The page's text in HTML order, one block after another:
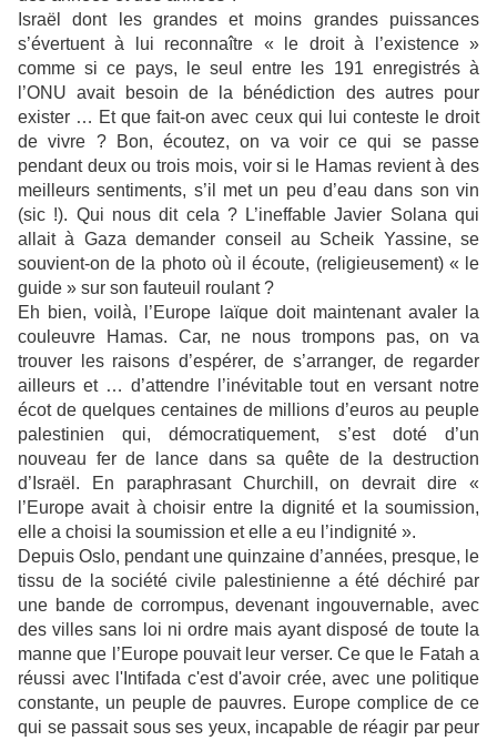
Israël dont les grandes et moins grandes puissances
s’évertuent à lui reconnaître « le droit à l’existence »
comme si ce pays, le seul entre les 191 enregistrés à
l’ONU avait besoin de la bénédiction des autres pour
exister … Et que fait-on avec ceux qui lui conteste le droit
de vivre ? Bon, écoutez, on va voir ce qui se passe
pendant deux ou trois mois, voir si le Hamas revient à des
meilleurs sentiments, s’il met un peu d’eau dans son vin
(sic !). Qui nous dit cela ? L’ineffable Javier Solana qui
allait à Gaza demander conseil au Scheik Yassine, se
souvient-on de la photo où il écoute, (religieusement) « le
guide » sur son fauteuil roulant ?
Eh bien, voilà, l’Europe laïque doit maintenant avaler la
couleuvre Hamas. Car, ne nous trompons pas, on va
trouver les raisons d’espérer, de s’arranger, de regarder
ailleurs et … d’attendre l’inévitable tout en versant notre
écot de quelques centaines de millions d’euros au peuple
palestinien qui, démocratiquement, s’est doté d’un
nouveau fer de lance dans sa quête de la destruction
d’Israël. En paraphrasant Churchill, on devrait dire «
l’Europe avait à choisir entre la dignité et la soumission,
elle a choisi la soumission et elle a eu l’indignité ».
Depuis Oslo, pendant une quinzaine d’années, presque, le
tissu de la société civile palestinienne a été déchiré par
une bande de corrompus, devenant ingouvernable, avec
des villes sans loi ni ordre mais ayant disposé de toute la
manne que l’Europe pouvait leur verser. Ce que le Fatah a
réussi avec l'Intifada c'est d'avoir crée, avec une politique
constante, un peuple de pauvres. Europe complice de ce
qui se passait sous ses yeux, incapable de réagir par peur